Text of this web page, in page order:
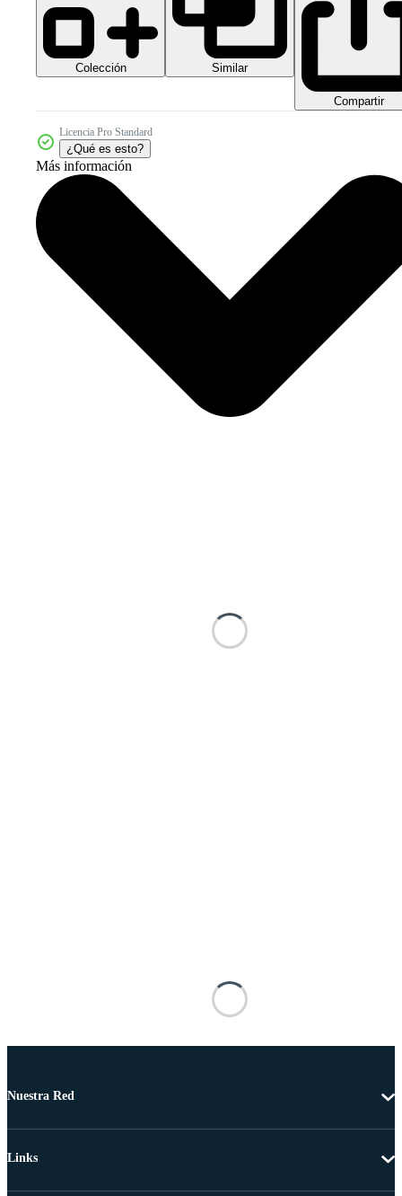
Colección Similar
Compartir
Licencia Pro Standard
¿Qué es esto?
Más información
Nuestra Red
Links